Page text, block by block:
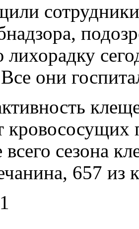
они
кровососущих
всего сезона
657 из